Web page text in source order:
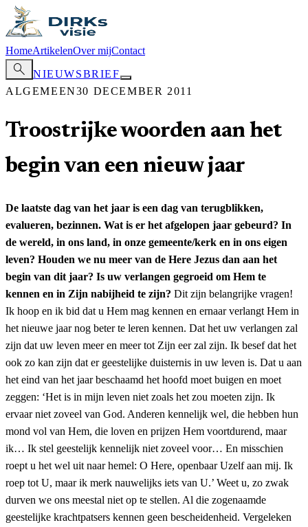
HomeArtikelenOver mijContact
search
NIEUWSBRIEF
ALGEMEEN30 DECEMBER 2011
Troostrijke woorden aan het
begin van een nieuw jaar
De laatste dag van het jaar is een dag van terugblikken,
evalueren, bezinnen. Wat is er het afgelopen jaar gebeurd? In
de wereld, in ons land, in onze gemeente/kerk en in ons eigen
leven? Houden we nu meer van de Here Jezus dan aan het
begin van dit jaar? Is uw verlangen gegroeid om Hem te
kennen en in Zijn nabijheid te zijn? Dit zijn belangrijke vragen!
Ik hoop en ik bid dat u Hem mag kennen en ernaar verlangt Hem in
het nieuwe jaar nog beter te leren kennen. Dat het uw verlangen zal
zijn dat uw leven meer en meer tot Zijn eer zal zijn. Ik besef dat het
ook zo kan zijn dat er geestelijke duisternis in uw leven is. Dat u aan
het eind van het jaar beschaamd het hoofd moet buigen en moet
zeggen: ‘Het is in mijn leven niet zoals het zou moeten zijn. Ik
ervaar niet zoveel van God. Anderen kennelijk wel, die hebben hun
mond vol van Hem, die loven en prijzen Hem voortdurend, maar
ik… Ik stel geestelijk kennelijk niet zoveel voor… En misschien
roept u het wel uit naar hemel: O Here, openbaar Uzelf aan mij. Ik
roep tot U, maar ik merk nauwelijks iets van U.’ Weet u, zo zwak
durven we ons meestal niet op te stellen. Al die zogenaamde
geestelijke krachtpatsers kennen geen bescheidenheid. Vergeleken